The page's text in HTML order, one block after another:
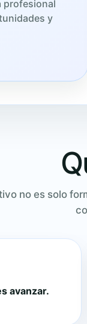
profesional
y
no es solo
avanzar.